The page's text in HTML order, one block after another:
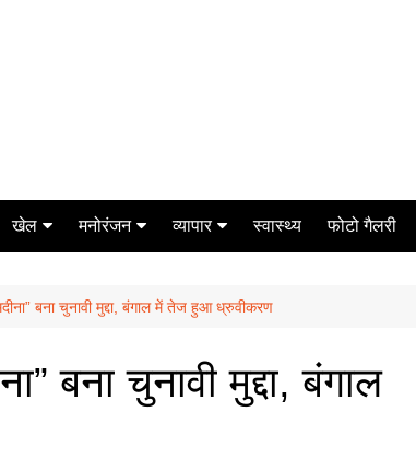
खेल
टेनिस
मनोरंजन
मिर्च मसाला
व्यापार
ऑटो मोबाइल
स्वास्थ्य फोटो गैलरी
बना चुनावी मुद्दा, बंगाल में तेज हुआ ध्रुवीकरण
बना चुनावी मुद्दा, बंगाल